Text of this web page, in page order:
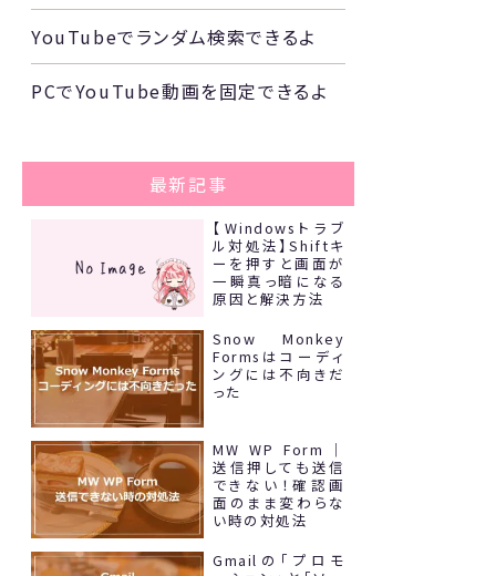
YouTubeでランダム検索できるよ
PCでYouTube動画を固定できるよ
最新記事
【Windowsトラブ
ル対処法】Shiftキ
ーを押すと画面が
一瞬真っ暗になる
原因と解決方法
Snow Monkey
Formsはコーディ
ングには不向きだ
った
MW WP Form｜
送信押しても送信
できない！確認画
面のまま変わらな
い時の対処法
Gmailの「プロモ